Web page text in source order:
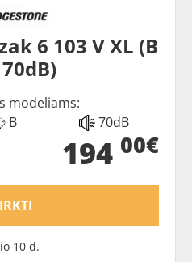
6 103 V XL (B
modeliams:
B 70dB
194 00€
10 d.